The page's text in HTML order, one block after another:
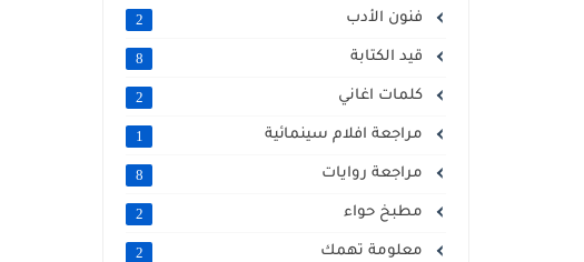
فنون الأدب 2
قيد الكتابة 8
كلمات اغاني 2
مراجعة افلام سينمائية 1
مراجعة روايات 8
مطبخ حواء 2
معلومة تهمك 2